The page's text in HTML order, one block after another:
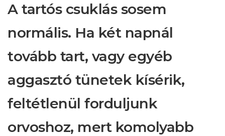
A tartós csuklás sosem
normális. Ha két napnál
tovább tart, vagy egyéb
aggasztó tünetek kísérik,
feltétlenül forduljunk
orvoshoz, mert komolyabb